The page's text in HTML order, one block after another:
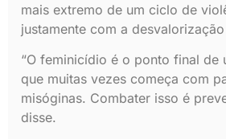
mais extremo de um ciclo de
justamente com a
“O feminicídio é o ponto final de
que muitas vezes começa com
misóginas. Combater isso é
disse.